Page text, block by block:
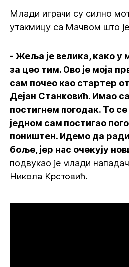
Млади играчи су силно
утакмицу са Мачвом што
- Жеља је велика, како у
за цео тим. Ово је моја
сам почео као стартер
Дејан Станковић. Имао
постигнем погодак. То
једном сам постигао
поништен. Идемо да
боље, јер нас очекују
подвукао је млади
Никола Крстовић.